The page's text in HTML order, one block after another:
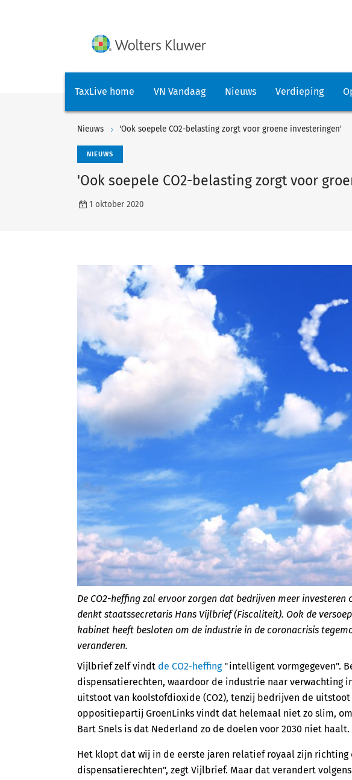
TaxLive home VN Vandaag Nieuws Verdieping
Nieuws 'Ook soepele CO2-belasting zorgt voor groene investeringen'
NIEUWS
'Ook soepele CO2-belasting zorgt voor
1 oktober 2020
De CO2-heffing zal ervoor zorgen dat bedrijven meer
denkt staatssecretaris Hans Vijlbrief (Fiscaliteit). Ook de
kabinet heeft besloten om de industrie in de coronacrisis
veranderen.
Vijlbrief zelf vindt de CO2-heffing"intelligent vormgegeven".
dispensatierechten, waardoor de industrie naar verwachting
uitstoot van koolstofdioxide (CO2), tenzij bedrijven de
oppositiepartij GroenLinks vindt dat helemaal niet zo slim,
Bart Snels is dat Nederland zo de doelen voor 2030 niet haalt.
Het klopt dat wij in de eerste jaren relatief royaal zijn
dispensatierechten", zegt Vijlbrief. Maar dat verandert